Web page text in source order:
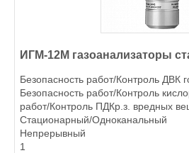
ИГМ-12М газоанализаторы
Безопасность работ/Контроль ДВК
Безопасность работ/Контроль
работ/Контроль ПДКр.з. вредных
Стационарный/Одноканальный
Непрерывный
1